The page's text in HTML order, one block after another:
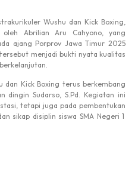
Wushu dan Kick Boxing,
oleh Abrilian Aru Cahyono, yang
ajang Porprov Jawa Timur 2025
tersebut menjadi bukti nyata kualitas
berkelanjutan.
dan Kick Boxing terus berkembang
dingin Sudarso,S.Pd. Kegiatan ini
, tetapi juga pada pembentukan
sikap disiplin siswa SMA Negeri 1